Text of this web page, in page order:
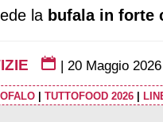
la bufala in forte
| 20 Maggio 2026
TUTTOFOOD 2026